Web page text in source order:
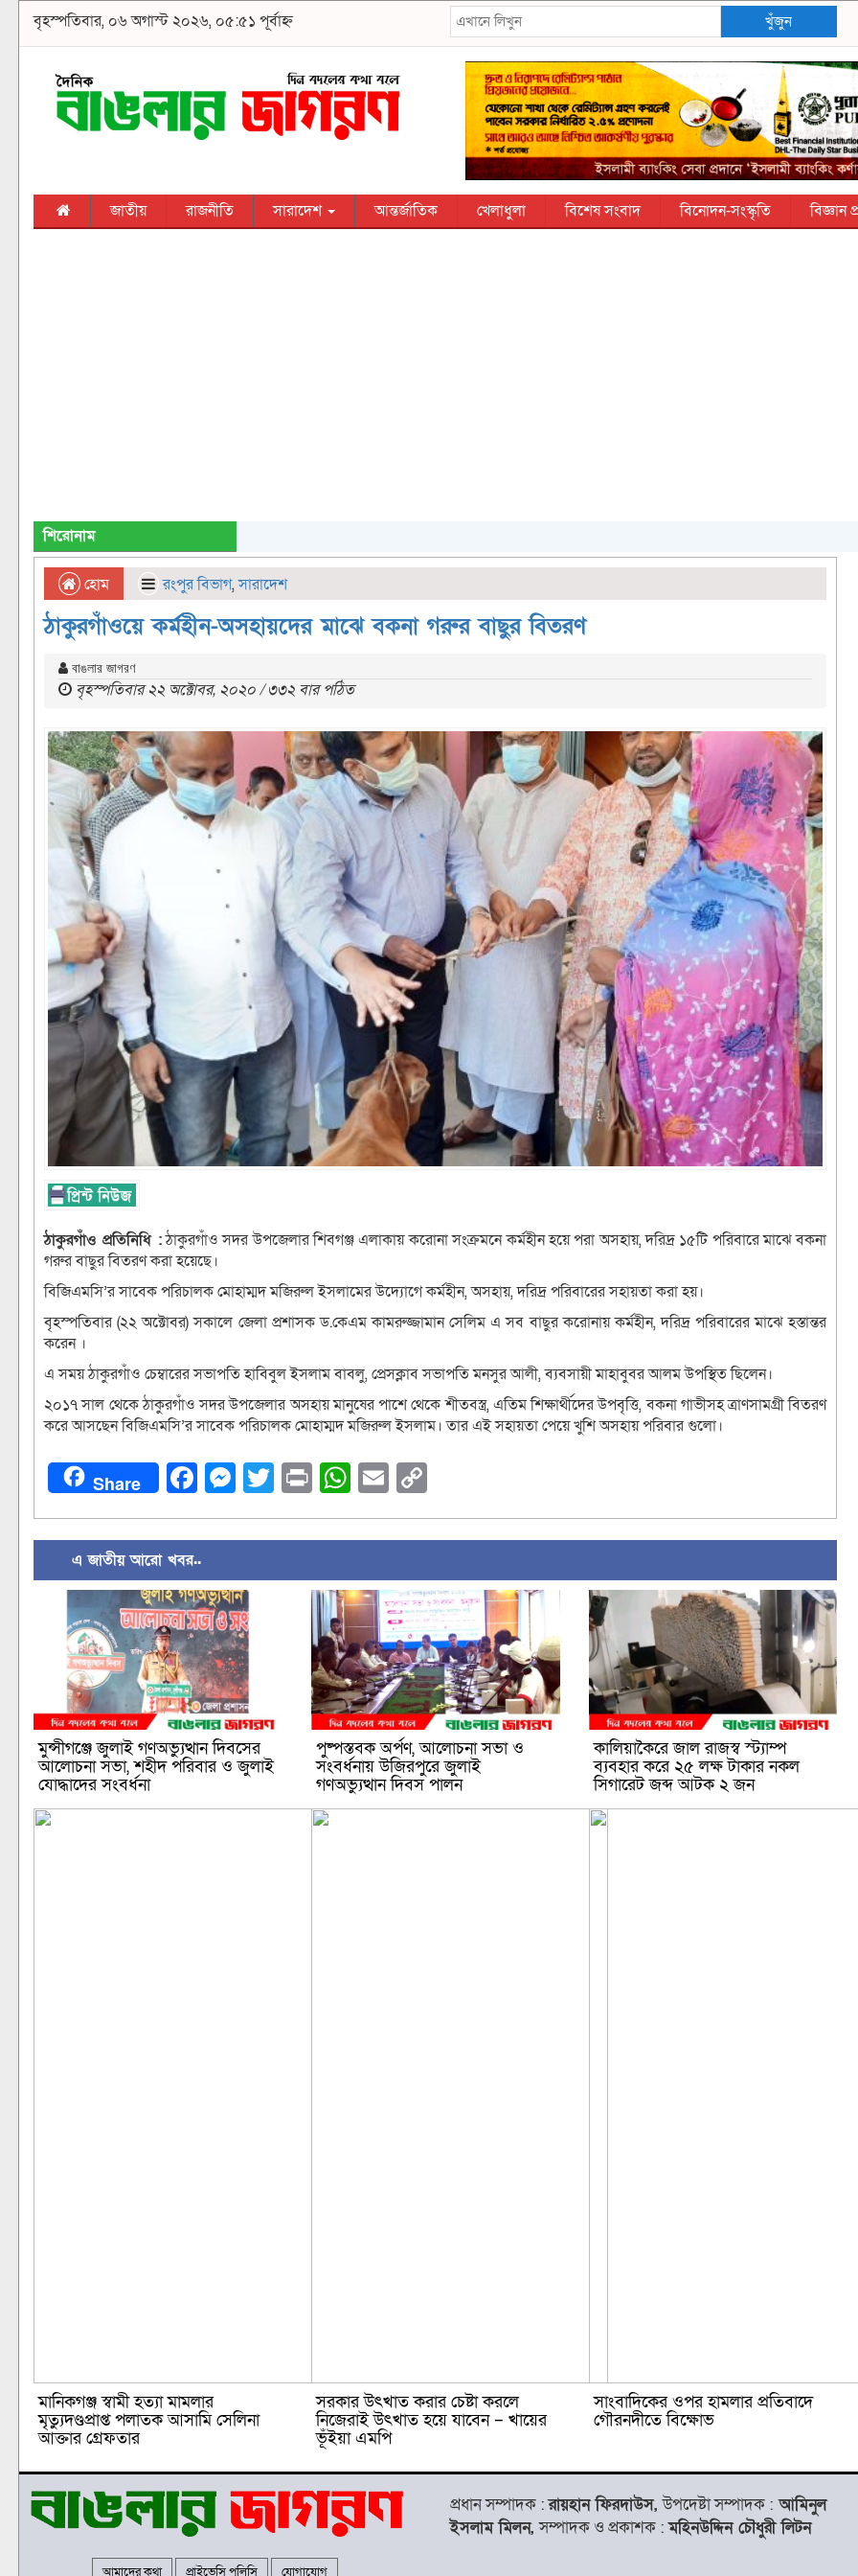
বৃহস্পতিবার, ০৬ অগাস্ট ২০২৬, ০৫:৫১ পূর্বাহ্ন খুঁজুন
জাতীয় রাজনীতি সারাদেশ আন্তর্জাতিক খেলাধুলা বিশেষ সংবাদ বিনোদন-সংস্কৃতি বিজ্ঞান
শিরোনাম
হোম রংপুর বিভাগ,সারাদেশ
ঠাকুরগাঁওয়ে কর্মহীন-অসহায়দের মাঝে বকনা গরুর বাছুর বিতরণ
বাঙলার জাগরণ
বৃহস্পতিবার ২২ অক্টোবর, ২০২০ / ৩৩২ বার পঠিত
ঠাকুরগাঁও প্রতিনিধি :ঠাকুরগাঁও সদর উপজেলার শিবগঞ্জ এলাকায় করোনা সংক্রমনে কর্মহীন হয়ে পরা অসহায়, দরিদ্র ১৫টি পরিবারে মাঝে বকনা
গরুর বাছুর বিতরণ করা হয়েছে।
বিজিএমসি’র সাবেক পরিচালক মোহাম্মদ মজিরুল ইসলামের উদ্যোগে কর্মহীন, অসহায়, দরিদ্র পরিবারের সহায়তা করা হয়।
বৃহস্পতিবার (২২ অক্টোবর) সকালে জেলা প্রশাসক ড.কেএম কামরুজ্জামান সেলিম এ সব বাছুর করোনায় কর্মহীন, দরিদ্র পরিবারের মাঝে হস্তান্তর
করেন ।
এ সময় ঠাকুরগাঁও চেম্বারের সভাপতি হাবিবুল ইসলাম বাবলু, প্রেসক্লাব সভাপতি মনসুর আলী, ব্যবসায়ী মাহাবুবর আলম উপস্থিত ছিলেন।
২০১৭ সাল থেকে ঠাকুরগাঁও সদর উপজেলার অসহায় মানুষের পাশে থেকে শীতবস্ত্র, এতিম শিক্ষার্থীদের উপবৃত্তি, বকনা গাভীসহ ত্রাণসামগ্রী বিতরণ
করে আসছেন বিজিএমসি’র সাবেক পরিচালক মোহাম্মদ মজিরুল ইসলাম। তার এই সহায়তা পেয়ে খুশি অসহায় পরিবার গুলো।
Share Facebook
Messenger
Twitter
PrintWhatsApp
Email
Link
এ জাতীয় আরো খবর..
মুন্সীগঞ্জে জুলাই গণঅভ্যুত্থান দিবসের
আলোচনা সভা, শহীদ পরিবার ও জুলাই
যোদ্ধাদের সংবর্ধনা
পুষ্পস্তবক অর্পণ, আলোচনা সভা ও
সংবর্ধনায় উজিরপুরে জুলাই
গণঅভ্যুত্থান দিবস পালন
কালিয়াকৈরে জাল রাজস্ব স্ট্যাম্প
ব্যবহার করে ২৫ লক্ষ টাকার নকল
সিগারেট জব্দ আটক ২ জন
মানিকগঞ্জ স্বামী হত্যা মামলার
মৃত্যুদণ্ডপ্রাপ্ত পলাতক আসামি সেলিনা
আক্তার গ্রেফতার
সরকার উৎখাত করার চেষ্টা করলে
নিজেরাই উৎখাত হয়ে যাবেন – খায়ের
ভূঁইয়া এমপি
সাংবাদিকের ওপর হামলার প্রতিবাদে
গৌরনদীতে বিক্ষোভ
আমাদের কথা প্রাইভেসি পলিসি যোগাযোগ
প্রধান সম্পাদক :রায়হান ফিরদাউস,উপদেষ্টা সম্পাদক : আমিনুল
ইসলাম মিলন,সম্পাদক ও প্রকাশক :মহিনউদ্দিন চৌধুরী লিটন